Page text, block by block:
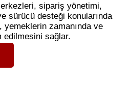
sipariş yönetimi,
sürücü desteği konularında
zamanında ve
edilmesini sağlar.